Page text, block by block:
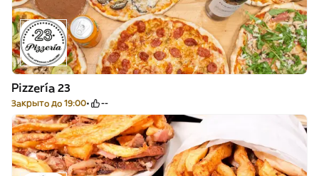
Pizzería 23
Закрыто до 19:00 --